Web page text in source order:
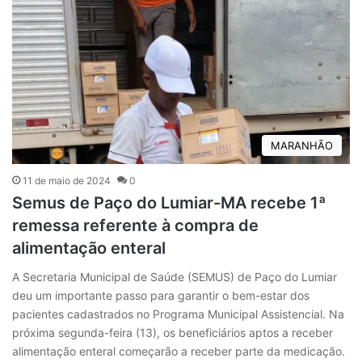
MARANHÃO
11 de maio de 2024 0
Semus de Paço do Lumiar-MA recebe 1ª
remessa referente à compra de
alimentação enteral
A Secretaria Municipal de Saúde (SEMUS) de Paço do Lumiar
deu um importante passo para garantir o bem-estar dos
pacientes cadastrados no Programa Municipal Assistencial. Na
próxima segunda-feira (13), os beneficiários aptos a receber
alimentação enteral começarão a receber parte da medicação.